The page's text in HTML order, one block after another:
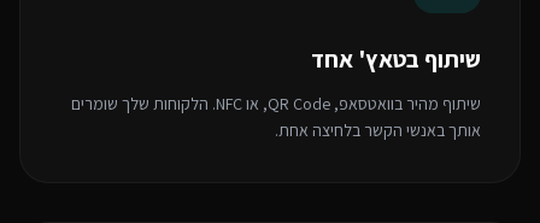
שיתוף בטאץ' אחד
שיתוף מהיר בוואטסאפ, QR Code, או NFC. הלקוחות שלך שומרים
אותך באנשי הקשר בלחיצה אחת.